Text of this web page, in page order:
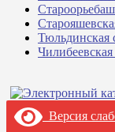
Тюльдинская
Версия